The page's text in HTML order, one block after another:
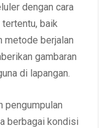
dengan cara
tertentu, baik
metode berjalan
gambaran
di lapangan.
pengumpulan
berbagai kondisi